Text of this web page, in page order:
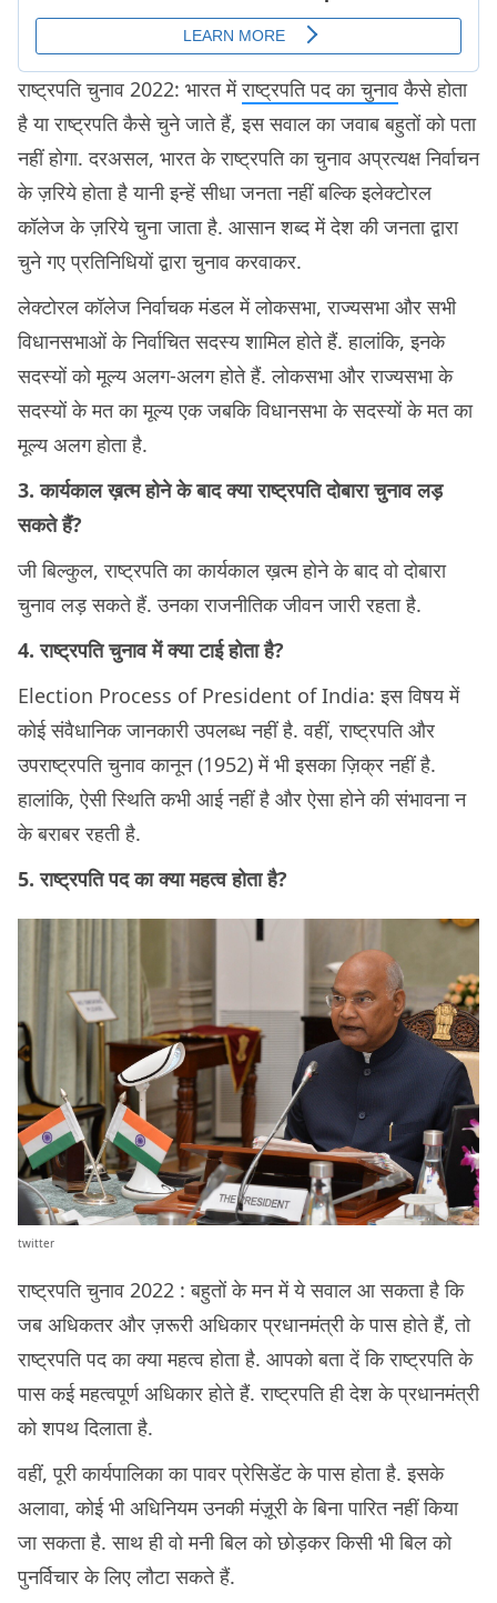
राष्ट्रपति चुनाव 2022: भारत मेंराष्ट्रपति पद का चुनावकैसे होता
है या राष्ट्रपति कैसे चुने जाते हैं, इस सवाल का जवाब बहुतों को पता
नहीं होगा. दरअसल, भारत के राष्ट्रपति का चुनाव अप्रत्यक्ष निर्वाचन
के ज़रिये होता है यानी इन्हें सीधा जनता नहीं बल्कि इलेक्टोरल
कॉलेज के ज़रिये चुना जाता है. आसान शब्द में देश की जनता द्वारा
चुने गए प्रतिनिधियों द्वारा चुनाव करवाकर.
लेक्टोरल कॉलेज निर्वाचक मंडल में लोकसभा, राज्यसभा और सभी
विधानसभाओं के निर्वाचित सदस्य शामिल होते हैं. हालांकि, इनके
सदस्यों को मूल्य अलग-अलग होते हैं. लोकसभा और राज्यसभा के
सदस्यों के मत का मूल्य एक जबकि विधानसभा के सदस्यों के मत का
मूल्य अलग होता है.
3. कार्यकाल ख़त्म होने के बाद क्या राष्ट्रपति दोबारा चुनाव लड़
सकते हैं?
जी बिल्कुल, राष्ट्रपति का कार्यकाल ख़त्म होने के बाद वो दोबारा
चुनाव लड़ सकते हैं. उनका राजनीतिक जीवन जारी रहता है.
4. राष्ट्रपति चुनाव में क्या टाई होता है?
Election Process of President of India: इस विषय में
कोई संवैधानिक जानकारी उपलब्ध नहीं है. वहीं, राष्ट्रपति और
उपराष्ट्रपति चुनाव कानून (1952) में भी इसका ज़िक्र नहीं है.
हालांकि, ऐसी स्थिति कभी आई नहीं है और ऐसा होने की संभावना न
के बराबर रहती है.
5. राष्ट्रपति पद का क्या महत्व होता है?
twitter
राष्ट्रपति चुनाव 2022 : बहुतों के मन में ये सवाल आ सकता है कि
जब अधिकतर और ज़रूरी अधिकार प्रधानमंत्री के पास होते हैं, तो
राष्ट्रपति पद का क्या महत्व होता है. आपको बता दें कि राष्ट्रपति के
पास कई महत्वपूर्ण अधिकार होते हैं. राष्ट्रपति ही देश के प्रधानमंत्री
को शपथ दिलाता है.
वहीं, पूरी कार्यपालिका का पावर प्रेसिडेंट के पास होता है. इसके
अलावा, कोई भी अधिनियम उनकी मंज़ूरी के बिना पारित नहीं किया
जा सकता है. साथ ही वो मनी बिल को छोड़कर किसी भी बिल को
पुनर्विचार के लिए लौटा सकते हैं.